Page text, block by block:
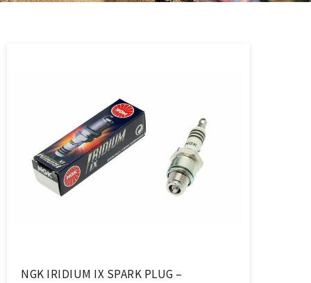
NGK IRIDIUM IX SPARK PLUG –